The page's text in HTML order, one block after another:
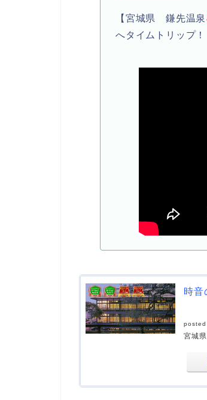
【宮城県 鎌先温泉
へタイムトリップ！
時
posted
宮城